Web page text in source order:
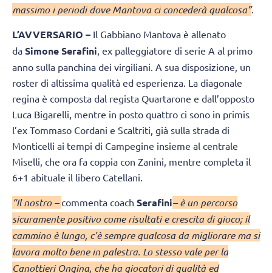
massimo i periodi dove Mantova ci concederà qualcosa”.
L’AVVERSARIO – Il Gabbiano Mantova è allenato
da Simone Serafini, ex palleggiatore di serie A al primo
anno sulla panchina dei virgiliani. A sua disposizione, un
roster di altissima qualità ed esperienza. La diagonale
regina è composta dal regista Quartarone e dall’opposto
Luca Bigarelli, mentre in posto quattro ci sono in primis
l’ex Tommaso Cordani e Scaltriti, già sulla strada di
Monticelli ai tempi di Campegine insieme al centrale
Miselli, che ora fa coppia con Zanini, mentre completa il
6+1 abituale il libero Catellani.
“Il nostro –commenta coach Serafini– è un percorso
sicuramente positivo come risultati e crescita di gioco; il
cammino è lungo, c’è sempre qualcosa da migliorare ma si
lavora molto bene in palestra. Lo stesso vale per la
Canottieri Ongina, che ha giocatori di qualità ed